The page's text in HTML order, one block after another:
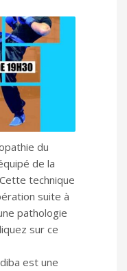
du
de la
technique
suite à
pathologie
sur ce
est une